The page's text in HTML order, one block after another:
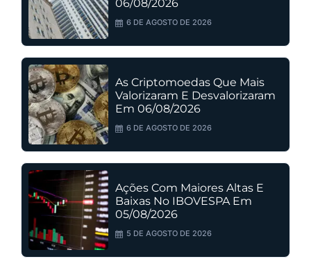
06/08/2026
6 DE AGOSTO DE 2026
As Criptomoedas Que Mais
Valorizaram E Desvalorizaram
Em 06/08/2026
6 DE AGOSTO DE 2026
Ações Com Maiores Altas E
Baixas No IBOVESPA Em
05/08/2026
5 DE AGOSTO DE 2026